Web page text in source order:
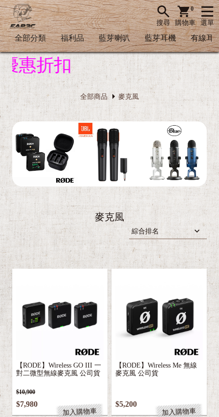
0
購物車
搜尋 選單
全部分類 福利品 藍芽喇叭 藍芽耳機 有線耳
惠折扣
全部商品 麥克風
麥克風
【RODE】Wireless GO III 一
對二微型無線麥克風 公司貨
$10,900
$7,980
加入購物車
【RODE】Wireless Me 無線
麥克風 公司貨
$5,200
加入購物車